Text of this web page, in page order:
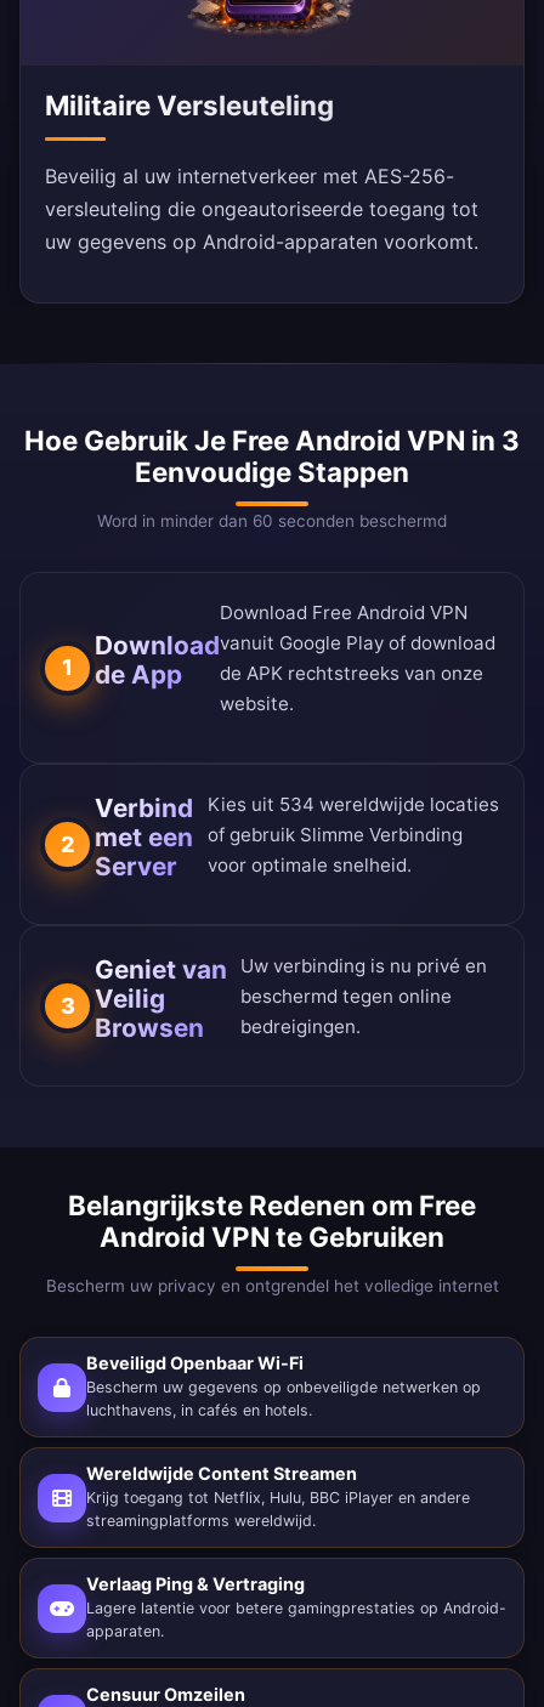
Militaire Versleuteling
Beveilig al uw internetverkeer met AES-256-
versleuteling die ongeautoriseerde toegang tot
uw gegevens op Android-apparaten voorkomt.
Hoe Gebruik Je Free Android VPN in 3
Eenvoudige Stappen
Word in minder dan 60 seconden beschermd
1
Download
de App
Download Free Android VPN
vanuit Google Play of download
de APK rechtstreeks van onze
website.
2
Verbind
met een
Server
Kies uit 534 wereldwijde locaties
of gebruik Slimme Verbinding
voor optimale snelheid.
3
Geniet van
Veilig
Browsen
Uw verbinding is nu privé en
beschermd tegen online
bedreigingen.
Belangrijkste Redenen om Free
Android VPN te Gebruiken
Bescherm uw privacy en ontgrendel het volledige internet
Beveiligd Openbaar Wi-Fi
Bescherm uw gegevens op onbeveiligde netwerken op
luchthavens, in cafés en hotels.
Wereldwijde Content Streamen
Krijg toegang tot Netflix, Hulu, BBC iPlayer en andere
streamingplatforms wereldwijd.
Verlaag Ping & Vertraging
Lagere latentie voor betere gamingprestaties op Android-
apparaten.
Censuur Omzeilen